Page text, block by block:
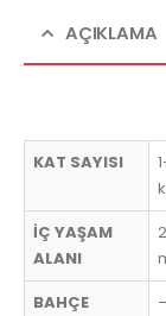
AÇIKLAMA
KAT SAYISI
İÇ YAŞAM
ALANI
BAHÇE
–